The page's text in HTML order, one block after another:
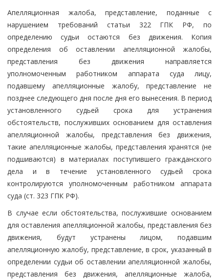
Апелляционная жалоба, представление, поданные с
нарушением требований статьи 322 ГПК РФ, по
определению судьи остаются без движения. Копия
определения об оставлении апелляционной жалобы,
представления без движения направляется
уполномоченным работником аппарата суда лицу,
подавшему апелляционные жалобу, представление не
позднее следующего дня после дня его вынесения. В период
установленного судьей срока для устранения
обстоятельств, послуживших основанием для оставления
апелляционной жалобы, представления без движения,
такие апелляционные жалобы, представления хранятся (не
подшиваются) в материалах поступившего гражданского
дела и в течение установленного судьей срока
контролируются уполномоченным работником аппарата
суда (ст. 323 ГПК РФ).
В случае если обстоятельства, послужившие основанием
для оставления апелляционной жалобы, представления без
движения, будут устранены лицом, подавшим
апелляционную жалобу, представление, в срок, указанный в
определении судьи об оставлении апелляционной жалобы,
представления без движения, апелляционные жалоба,